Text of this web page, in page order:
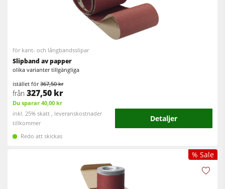
för kant- och långbandsslipar
Slipband av papper
olika varianter tillgängliga
istället för367,50 kr
från 327,50 kr
Du sparar 40,00 kr
inkl. 25% skatt , leveranskostnader
tillkommer
Detaljer
Redo att skickas
% Sale